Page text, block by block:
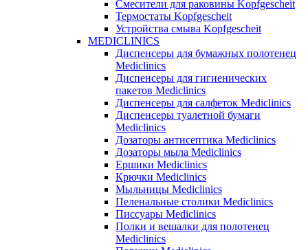
Смесители для раковины Kopfgescheit
Термостаты Kopfgescheit
Устройства смыва Kopfgescheit
MEDICLINICS
Диспенсеры для бумажных полотенец
Mediclinics
Диспенсеры для гигиенических
пакетов Mediclinics
Диспенсеры для салфеток Mediclinics
Диспенсеры туалетной бумаги
Mediclinics
Дозаторы антисептика Mediclinics
Дозаторы мыла Mediclinics
Ершики Mediclinics
Крючки Mediclinics
Мыльницы Mediclinics
Пеленальные столики Mediclinics
Писсуары Mediclinics
Полки и вешалки для полотенец
Mediclinics